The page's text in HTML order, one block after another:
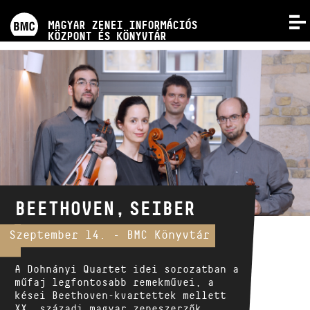
MAGYAR ZENEI INFORMÁCIÓS
KÖZPONT ÉS KÖNYVTÁR
VERSENYEK
KÉPZÉSEK
KIADVÁNYOK
RÓLUNK
KAPCSOLAT
VIDEÓ GALÉRIA
MAGYAR ZENESZERZŐK
Kismonográfia sorozat
A kötetek már az EMB online
kottaboltjában is megvásárolhatók!
BEETHOVEN, SEIBER
Szeptember 14. - BMC Könyvtár
A Dohnányi Quartet idei sorozatban a
műfaj legfontosabb remekművei, a
kései Beethoven-kvartettek mellett